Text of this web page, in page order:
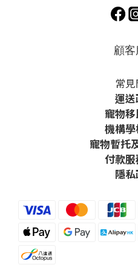
顧
常
運
寵物
機構
寵物暫托
付款
隱